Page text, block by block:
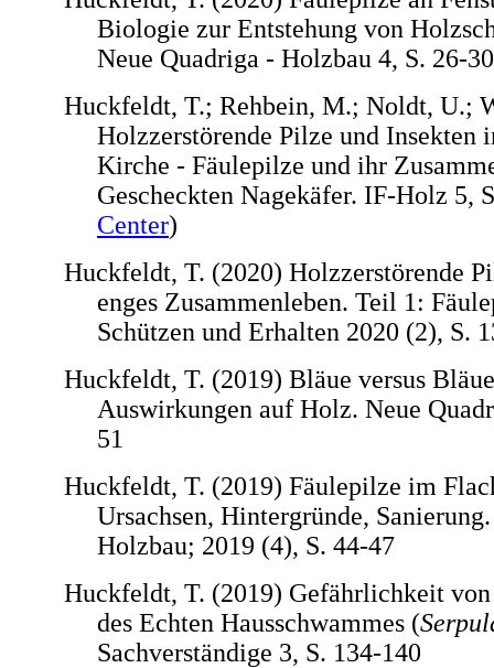
Biologie zur Entstehung von
Neue Quadriga - Holzbau 4, S. 26-30
Huckfeldt, T.; Rehbein, M.; Noldt, U.;
Holzzerstörende Pilze und Insekten
Kirche - Fäulepilze und ihr
Gescheckten Nagekäfer. IF-Holz 5,
Center)
Huckfeldt, T. (2020) Holzzerstörende
enges Zusammenleben. Teil 1:
Schützen und Erhalten 2020 (2), S.
Huckfeldt, T. (2019) Bläue versus
Auswirkungen auf Holz. Neue
51
Huckfeldt, T. (2019) Fäulepilze im
Ursachsen, Hintergründe,
Holzbau; 2019 (4), S. 44-47
Huckfeldt, T. (2019) Gefährlichkeit
des Echten Hausschwammes (
Sachverständige 3, S. 134-140